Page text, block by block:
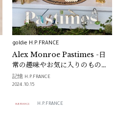
goldie H.P.FRANCE
Alex Monroe Pastimes -日
常の趣味やお気に入りのもの、
その情熱をやさしく懐かしむコ
レクション
記憶 H.P.FRANCE
2024.10.15
H.P.FRANCE